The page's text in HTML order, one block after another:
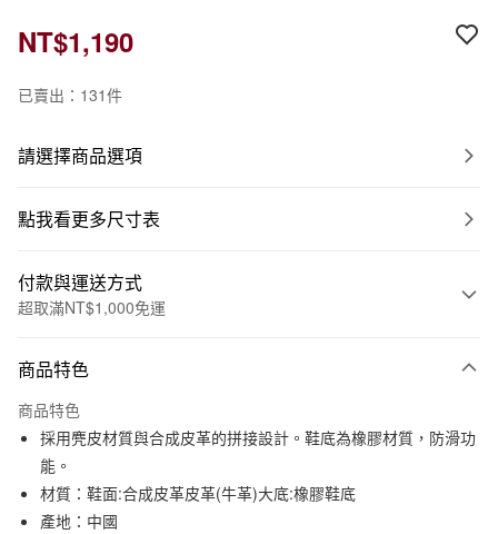
NT$1,190
已賣出：131件
請選擇商品選項
點我看更多尺寸表
付款與運送方式
超取滿NT$1,000免運
信用卡一次付款
信用卡分期付款
3 期 0 利率 每期
合作金庫商業銀行
第一商業銀行
華南商業銀行
超商取貨付款
商品特色
商品特色
採用麂皮材質與合成皮革的拼接設計。鞋底為橡膠材質，防滑功
能。
材質：鞋面:合成皮革皮革(牛革)大底:橡膠鞋底
產地：中國